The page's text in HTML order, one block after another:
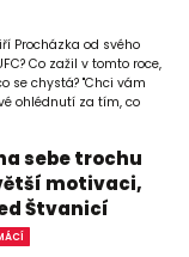
Procházka od svého
Co zažil v tomto roce,
se chystá? "Chci vám
ohlédnutí za tím, co
sebe trochu
motivaci,
Štvanicí